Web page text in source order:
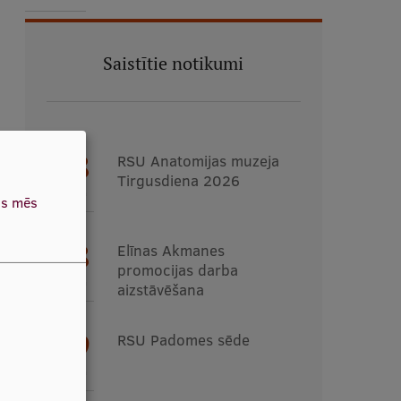
Saistītie notikumi
08
RSU Anatomijas muzeja
Tirgusdiena 2026
18
Elīnas Akmanes
promocijas darba
aizstāvēšana
19 RSU Padomes sēde
mēs